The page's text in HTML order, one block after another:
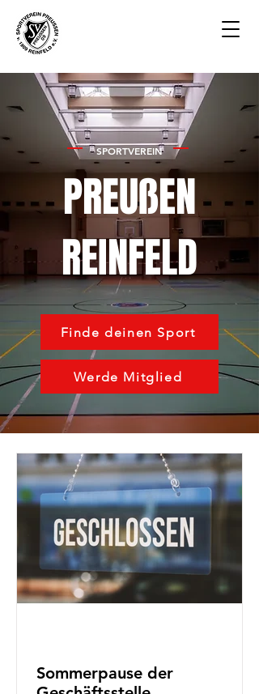
SPORTVEREIN
PREUßEN
REINFELD
Finde deinen Sport
Werde Mitglied
Sommerpause der